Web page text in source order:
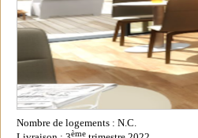
Nombre de logements : N.C.
ème